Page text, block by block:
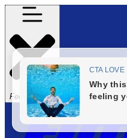
Fechar Menu